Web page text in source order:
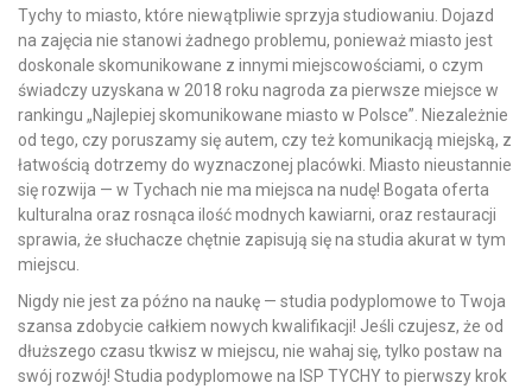
Tychy to miasto, które niewątpliwie sprzyja studiowaniu. Dojazd
na zajęcia nie stanowi żadnego problemu, ponieważ miasto jest
doskonale skomunikowane z innymi miejscowościami, o czym
świadczy uzyskana w 2018 roku nagroda za pierwsze miejsce w
rankingu „Najlepiej skomunikowane miasto w Polsce”. Niezależnie
od tego, czy poruszamy się autem, czy też komunikacją miejską, z
łatwością dotrzemy do wyznaczonej placówki. Miasto nieustannie
się rozwija — w Tychach nie ma miejsca na nudę! Bogata oferta
kulturalna oraz rosnąca ilość modnych kawiarni, oraz restauracji
sprawia, że słuchacze chętnie zapisują się na studia akurat w tym
miejscu.
Nigdy nie jest za późno na naukę — studia podyplomowe to Twoja
szansa zdobycie całkiem nowych kwalifikacji! Jeśli czujesz, że od
dłuższego czasu tkwisz w miejscu, nie wahaj się, tylko postaw na
swój rozwój! Studia podyplomowe na ISP TYCHY to pierwszy krok